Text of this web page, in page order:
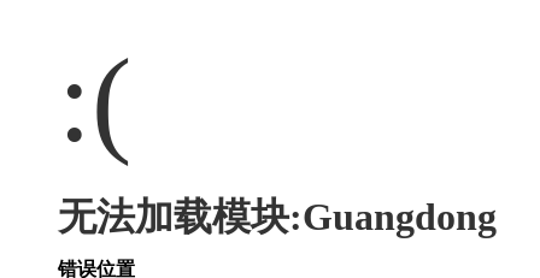
:(
无法加载模块:Guangdong
错误位置